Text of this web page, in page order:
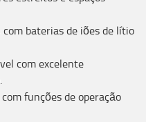
baterias de iões de lítio
com excelente
funções de operação